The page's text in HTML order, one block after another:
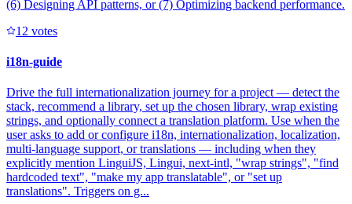
(6) Designing API patterns, or (7) Optimizing backend performance.
1 2 votes
i18n-guide
Drive the full internationalization journey for a project — detect the
stack, recommend a library, set up the chosen library, wrap existing
strings, and optionally connect a translation platform. Use when the
user asks to add or configure i18n, internationalization, localization,
multi-language support, or translations — including when they
explicitly mention LinguiJS, Lingui, next-intl, "wrap strings", "find
hardcoded text", "make my app translatable", or "set up
translations". Triggers on g...